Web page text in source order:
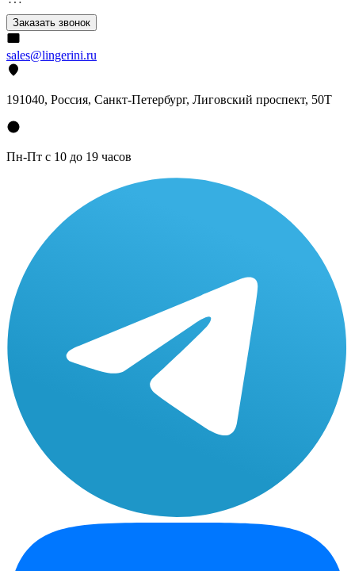
Заказать звонок
sales@lingerini.ru
191040, Россия, Санкт-Петербург, Лиговский проспект, 50Т
Пн-Пт с 10 до 19 часов